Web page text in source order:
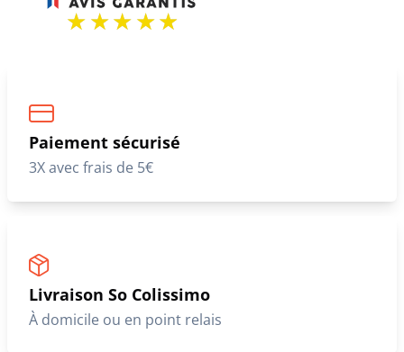
Paiement sécurisé
3X avec frais de 5€
Livraison So Colissimo
À domicile ou en point relais